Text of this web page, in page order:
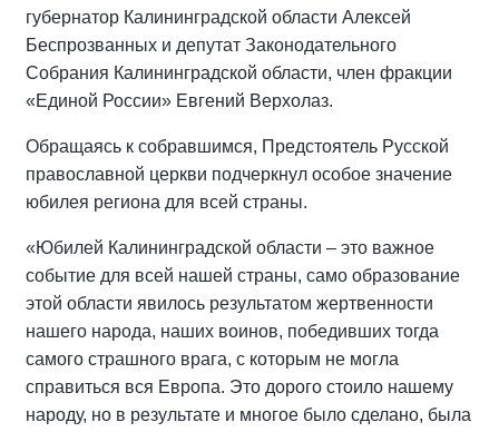
губернатор Калининградской области Алексей
Беспрозванных и депутат Законодательного
Собрания Калининградской области, член фракции
«Единой России» Евгений Верхолаз.
Обращаясь к собравшимся, Предстоятель Русской
православной церкви подчеркнул особое значение
юбилея региона для всей страны.
«Юбилей Калининградской области – это важное
событие для всей нашей страны, само образование
этой области явилось результатом жертвенности
нашего народа, наших воинов, победивших тогда
самого страшного врага, с которым не могла
справиться вся Европа. Это дорого стоило нашему
народу, но в результате и многое было сделано, была